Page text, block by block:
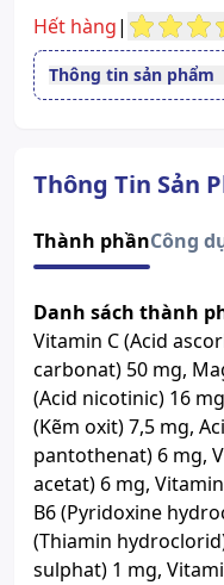
Hết hàng|
Thông tin sản phẩm
Độ tuổi sử dụng
Xem giấy công bố
Thông Tin Sản
Thành phầnCông
Danh sách thành
Vitamin C (Acid
carbonat) 50 mg,
(Acid nicotinic) 16
(Kẽm oxit) 7,5 mg,
pantothenat) 6 mg,
acetat) 6 mg,
B6 (Pyridoxine
(Thiamin
sulphat) 1 mg,